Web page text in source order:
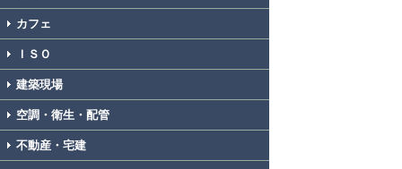
カフェ
ＩＳＯ
建築現場
空調・衛生・配管
不動産・宅建